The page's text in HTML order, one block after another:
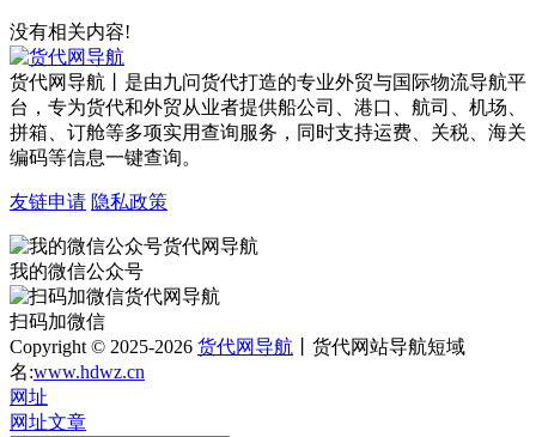
没有相关内容!
货代网导航丨是由九问货代打造的专业外贸与国际物流导航平
台，专为货代和外贸从业者提供船公司、港口、航司、机场、
拼箱、订舱等多项实用查询服务，同时支持运费、关税、海关
编码等信息一键查询。
友链申请 隐私政策
我的微信公众号
扫码加微信
Copyright © 2025-2026 货代网导航 丨货代网站导航短域
名:www.hdwz.cn
网址
网址文章